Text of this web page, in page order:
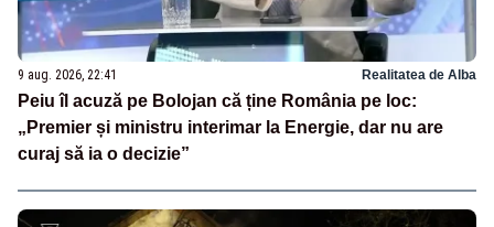
9 aug. 2026, 22:41 Realitatea de Alba
Peiu îl acuză pe Bolojan că ține România pe loc:
„Premier și ministru interimar la Energie, dar nu are
curaj să ia o decizie”